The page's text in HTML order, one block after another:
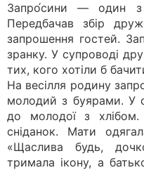
Запро́сини — один з
Передбачав збір
запрошення гостей.
зранку. У супроводі
тих, кого хотіли б
На весілля родину
молодий з буярами. У
до молодої з
сніданок. Мати
«Щаслива будь,
тримала ікону, а